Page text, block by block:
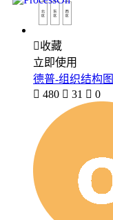
收藏
立即使用
德普-组织结构图
 480  31  0